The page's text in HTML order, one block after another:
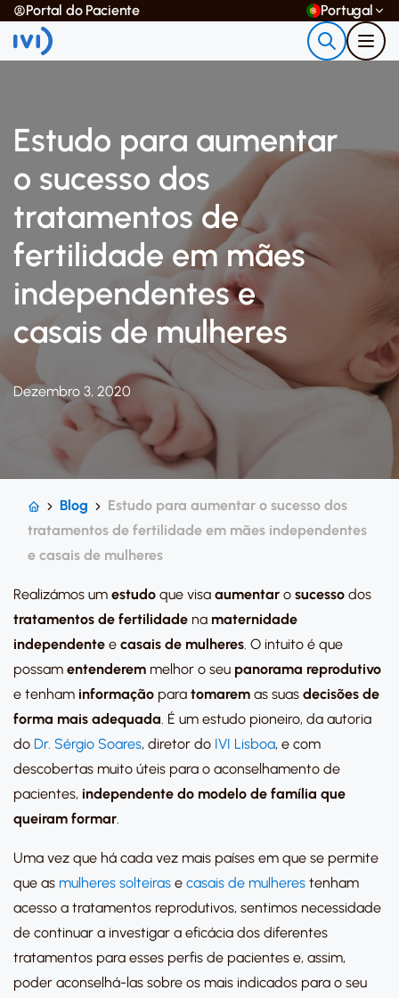
Portal do Paciente Portugal
Estudo para aumentar
o sucesso dos
tratamentos de
fertilidade em mães
independentes e
casais de mulheres
Dezembro 3, 2020
Blog
Estudo para aumentar o sucesso dos
tratamentos de fertilidade em mães independentes
e casais de mulheres
Realizámos um estudo que visa aumentar o sucesso dos
tratamentos de fertilidade na maternidade
independente e casais de mulheres. O intuito é que
possam entenderem melhor o seu panorama reprodutivo
e tenham informação para tomarem as suas decisões de
forma mais adequada. É um estudo pioneiro, da autoria
do Dr. Sérgio Soares, diretor do IVI Lisboa, e com
descobertas muito úteis para o aconselhamento de
pacientes, independente do modelo de família que
queiram formar.
Uma vez que há cada vez mais países em que se permite
que as mulheres solteiras e casais de mulheres tenham
acesso a tratamentos reprodutivos, sentimos necessidade
de continuar a investigar a eficácia dos diferentes
tratamentos para esses perfis de pacientes e, assim,
poder aconselhá-las sobre os mais indicados para o seu